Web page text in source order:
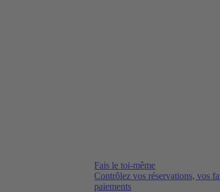
Fais le toi-même
Contrôlez vos réservations, vos
paiements